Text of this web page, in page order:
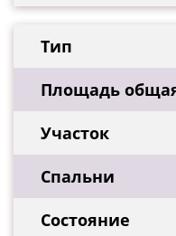
Тип
Площадь
Участок
Спальни
Состояние